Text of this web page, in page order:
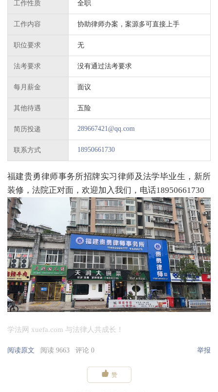
工作性质 全职
工作内容 协助律师办案，案源多可直接上手
职位要求 无
法考要求 没有通过法考要求
每月薪金 面议
其他待遇 五险
简历投递 289667421@qq.com
联系方式 18950661730
福建贵勇律师事务所招牌实习律师及法学毕业生，新所
装修，法院正对面，欢迎加入我们，电话18950661730
学法网 xuefa.com 与法律人共成长！
阅读原文 阅读 9663 评论 0 举报
 赞